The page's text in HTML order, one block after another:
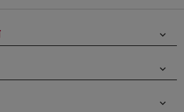
keyboard_arrow_down
keyboard_arrow_down
keyboard_arrow_down